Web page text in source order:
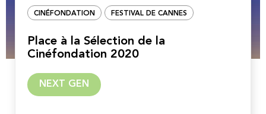
CINÉFONDATION FESTIVAL DE CANNES
Place à la Sélection de la
Cinéfondation 2020
NEXT GEN